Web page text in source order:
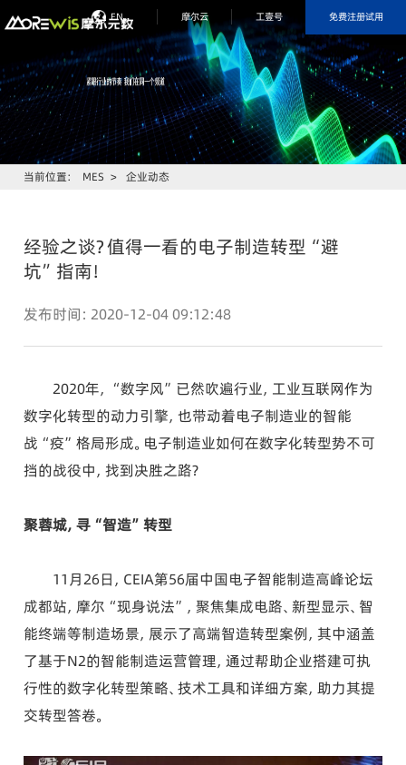
EN 摩尔云 工壹号 免费注册试用
当前位置： MES > 企业动态
经验之谈？值得一看的电子制造转型“避
坑”指南！
发布时间：2020-12-04 09:12:48
2020年，“数字风”已然吹遍行业，工业互联网作为
数字化转型的动力引擎，也带动着电子制造业的智能
战“疫”格局形成。电子制造业如何在数字化转型势不可
挡的战役中，找到决胜之路？
聚蓉城，寻“智造”转型
11月26日，CEIA第56届中国电子智能制造高峰论坛
成都站，摩尔“现身说法”，聚焦集成电路、新型显示、智
能终端等制造场景，展示了高端智造转型案例，其中涵盖
了基于N2的智能制造运营管理，通过帮助企业搭建可执
行性的数字化转型策略、技术工具和详细方案，助力其提
交转型答卷。